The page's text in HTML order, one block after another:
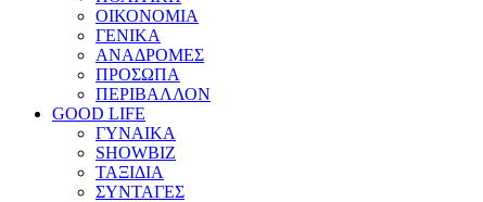
ΟΙΚΟΝΟΜΙΑ
ΓΕΝΙΚΑ
ΑΝΑΔΡΟΜΕΣ
ΠΡΟΣΩΠΑ
ΠΕΡΙΒΑΛΛΟΝ
GOOD LIFE
ΓΥΝΑΙΚΑ
SHOWBIZ
ΤΑΞΙΔΙΑ
ΣΥΝΤΑΓΕΣ